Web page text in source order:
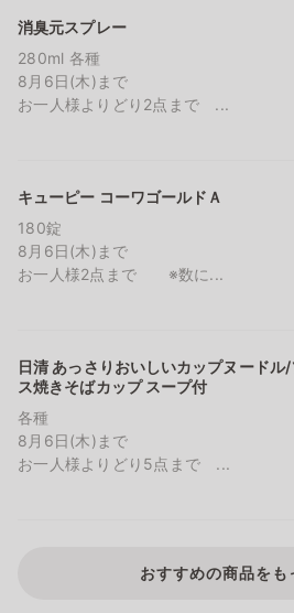
消臭元スプレー
280ml 各種
8月6日(木)まで
お一人様よりどり2点まで ...
キューピー コーワゴールドＡ
180錠
8月6日(木)まで
お一人様2点まで ※数に...
日清 あっさりおいしいカップヌードル
ス焼きそばカップ スープ付
各種
8月6日(木)まで
お一人様よりどり5点まで ...
おすすめの商品をも